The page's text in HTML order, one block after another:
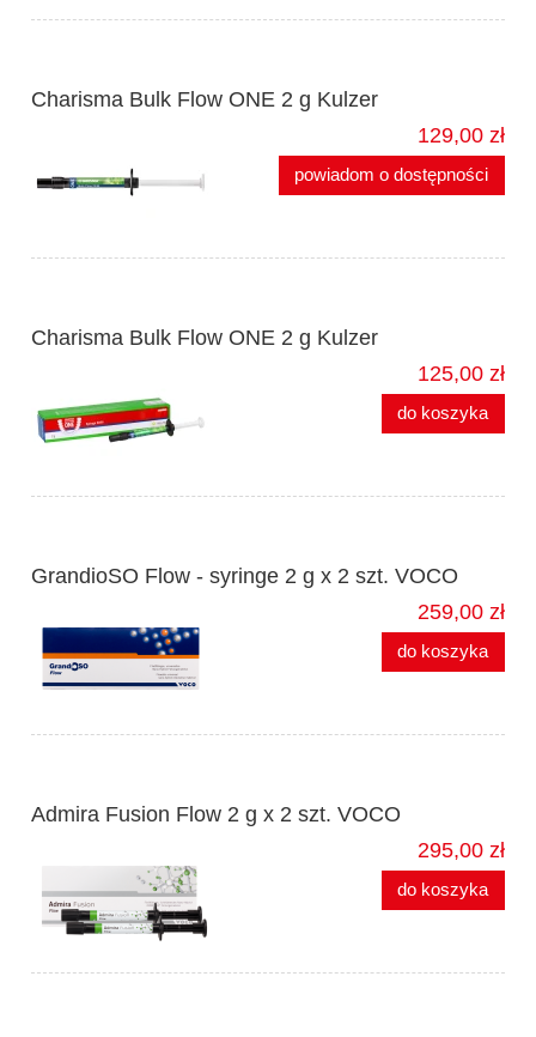
Charisma Bulk Flow ONE 2 g Kulzer
129,00 zł
powiadom o dostępności
Charisma Bulk Flow ONE 2 g Kulzer
125,00 zł
do koszyka
GrandioSO Flow - syringe 2 g x 2 szt. VOCO
259,00 zł
do koszyka
Admira Fusion Flow 2 g x 2 szt. VOCO
295,00 zł
do koszyka